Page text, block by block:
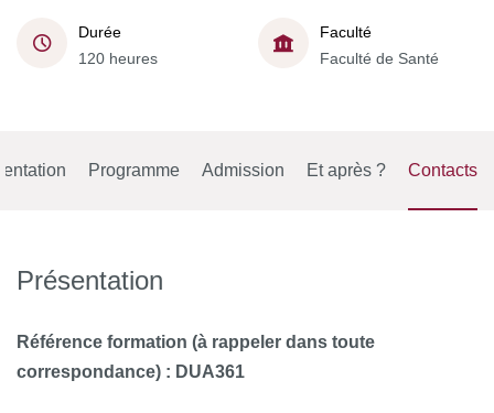
Durée
120 heures
Faculté
Faculté de Santé
Programme Admission Et après ? Contacts
Présentation
Référence formation (à rappeler dans toute
correspondance) : DUA361